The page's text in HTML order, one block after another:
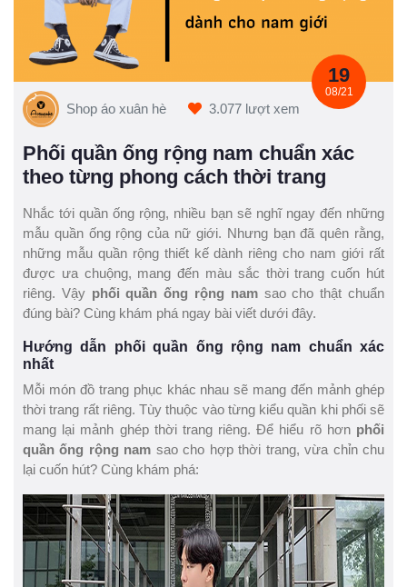
19
08/21
Shop áo xuân hè 3.077 lượt xem
Phối quần ống rộng nam chuẩn xác
theo từng phong cách thời trang
Nhắc tới quần ống rộng, nhiều bạn sẽ nghĩ ngay đến những
mẫu quần ống rộng của nữ giới. Nhưng bạn đã quên rằng,
những mẫu quần rộng thiết kế dành riêng cho nam giới rất
được ưa chuộng, mang đến màu sắc thời trang cuốn hút
riêng. Vậy phối quần ống rộng namsao cho thật chuẩn
đúng bài? Cùng khám phá ngay bài viết dưới đây.
Hướng dẫn phối quần ống rộng nam chuẩn xác
nhất
Mỗi món đồ trang phục khác nhau sẽ mang đến mảnh ghép
thời trang rất riêng. Tùy thuộc vào từng kiểu quần khi phối sẽ
mang lại mảnh ghép thời trang riêng. Để hiểu rõ hơn phối
quần ống rộng nam sao cho hợp thời trang, vừa chỉn chu
lại cuốn hút? Cùng khám phá: